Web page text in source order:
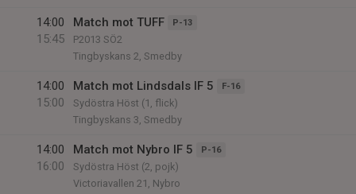
14:00
15:45
Match mot TUFF P-13
P2013 SÖ2
Tingbyskans 2, Smedby
14:00
15:00
Match mot Lindsdals IF 5 F-16
Sydöstra Höst (1, flick)
Tingbyskans 3, Smedby
14:00
16:00
Match mot Nybro IF 5 P-16
Sydöstra Höst (2, pojk)
Victoriavallen 21, Nybro